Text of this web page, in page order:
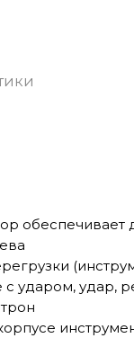
обеспечивает
ударом, удар,